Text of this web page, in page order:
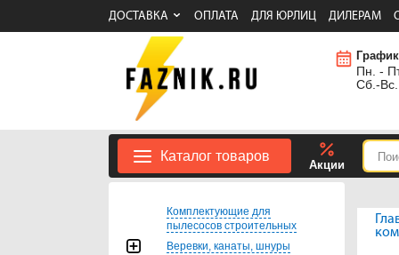
ДОСТАВКА ОПЛАТА ДЛЯ ЮРЛИЦ ДИЛЕРАМ
Пн. -
Сб.-
Каталог товаров
Акции
Комплектующие для
пылесосов строительных
Веревки, канаты, шнуры